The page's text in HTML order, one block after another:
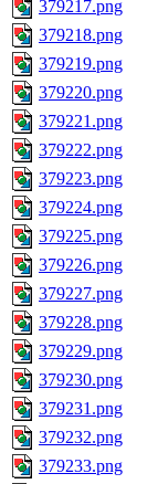
379217.png
379218.png
379219.png
379220.png
379221.png
379222.png
379223.png
379224.png
379225.png
379226.png
379227.png
379228.png
379229.png
379230.png
379231.png
379232.png
379233.png